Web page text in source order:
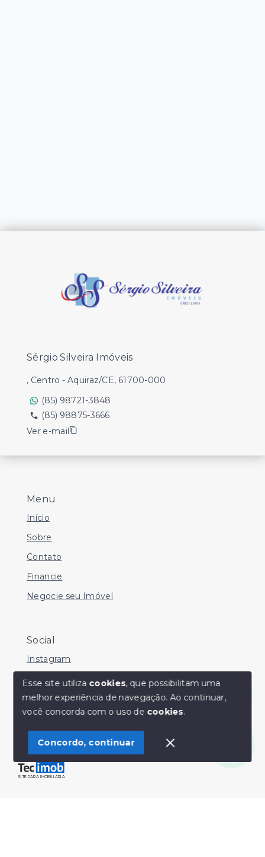
Olá! Estamos disponíveis para te ajudar.
Menu
Início
Sobre
Contato
Financie
Negocie seu Imóvel
Social
Instagram
Facebook
Youtube
© Copyright 2026 - Sérgio Silveira Imóveis - Todos os
direitos reservados
SITE PARA IMOBILIARIA
Sérgio Silveira Imóveis
, Centro - Aquiraz/CE, 61700-000
(85) 98721-3848
(85) 98875-3666
Ver e-mail
Esse site utiliza cookies, que possibilitam uma
melhor experiência de navegação.Ao continuar,
você concorda com o uso de cookies.
Concordo, continuar